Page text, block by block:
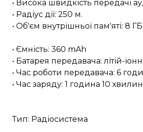
• Висока швидкість передачі
• Радіус дії: 250 м.
• Об'єм внутрішньої пам'яті: 8 ГБ.
• Ємність: 360 mAh
• Батарея передавача: літій-
• Час роботи передавача: 6
• Час заряду: 1 година 10 хвилин
Тип: Радіосистема